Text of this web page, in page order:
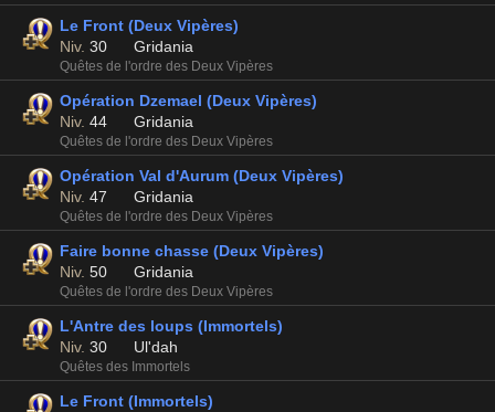
Le Front (Deux Vipères)
Niv. 30 Gridania
Quêtes de l'ordre des Deux Vipères
Opération Dzemael (Deux Vipères)
Niv. 44 Gridania
Quêtes de l'ordre des Deux Vipères
Opération Val d'Aurum (Deux Vipères)
Niv. 47 Gridania
Quêtes de l'ordre des Deux Vipères
Faire bonne chasse (Deux Vipères)
Niv. 50 Gridania
Quêtes de l'ordre des Deux Vipères
L'Antre des loups (Immortels)
Niv. 30 Ul'dah
Quêtes des Immortels
Le Front (Immortels)